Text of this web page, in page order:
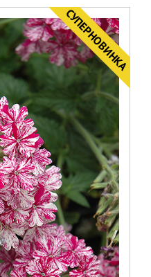
CУПЕРНОВИНКА